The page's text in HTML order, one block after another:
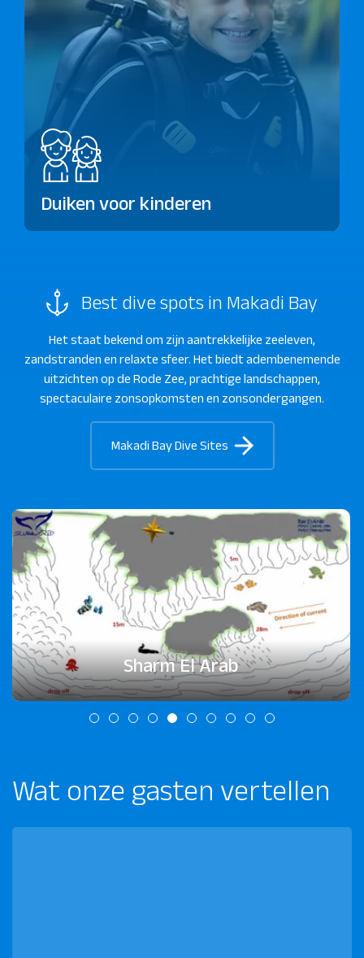
Duiken voor kinderen
Sharm El Arab
Best dive spots in Makadi Bay
Het staat bekend om zijn aantrekkelijke zeeleven,
zandstranden en relaxte sfeer. Het biedt adembenemende
uitzichten op de Rode Zee, prachtige landschappen,
spectaculaire zonsopkomsten en zonsondergangen.
Makadi Bay Dive Sites
Wat onze gasten vertellen